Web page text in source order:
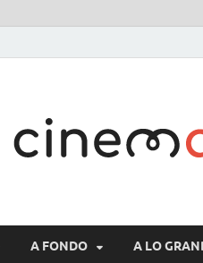
A FONDO A LO